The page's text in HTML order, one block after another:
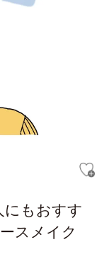
もおすす
スメイク